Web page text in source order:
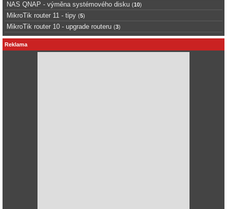
NAS QNAP - výměna systémového disku (10)
MikroTik router 11 - tipy (5)
MikroTik router 10 - upgrade routeru (3)
Reklama